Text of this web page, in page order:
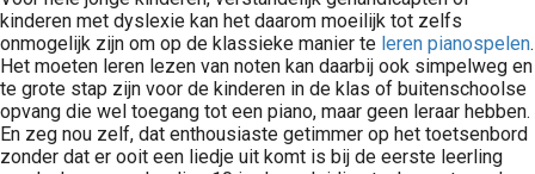
kinderen met dyslexie kan het daarom moeilijk tot zelfs
onmogelijk zijn om op de klassieke manier te leren pianospelen.
Het moeten leren lezen van noten kan daarbij ook simpelweg en
te grote stap zijn voor de kinderen in de klas of buitenschoolse
opvang die wel toegang tot een piano, maar geen leraar hebben.
En zeg nou zelf, dat enthousiaste getimmer op het toetsenbord
zonder dat er ooit een liedje uit komt is bij de eerste leerling